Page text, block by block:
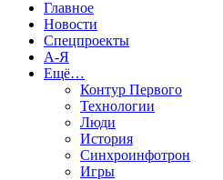
Главное
Новости
Спецпроекты
А-Я
Ещё…
Контур Первого
Технологии
Люди
История
Синхроинфотрон
Игры